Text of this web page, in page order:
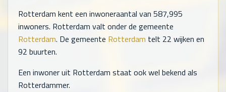
Rotterdam kent een inwoneraantal van 587,995
inwoners. Rotterdam valt onder de gemeente
Rotterdam. De gemeente Rotterdam telt 22 wijken en
92 buurten.
Een inwoner uit Rotterdam staat ook wel bekend als
Rotterdammer.